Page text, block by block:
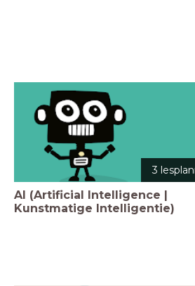
3
AI (Artificial Intelligence |
Kunstmatige Intelligentie)